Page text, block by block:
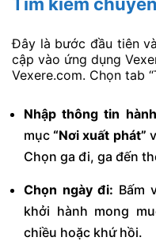
Tìm kiếm
Đây là bước đầu tiên
cập vào ứng dụng
Vexere.com. Chọn tab
Nhập thông tin
mục“Nơi xuất phát”
Chọn ga đi, ga đến
Chọn ngày đi: Bấm
khởi hành mong
chiều hoặc khứ hồi.